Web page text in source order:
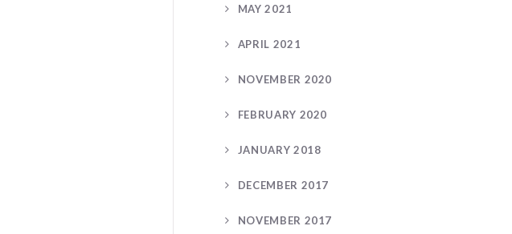
MAY 2021
APRIL 2021
NOVEMBER 2020
FEBRUARY 2020
JANUARY 2018
DECEMBER 2017
NOVEMBER 2017